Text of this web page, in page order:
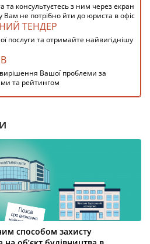
та консультуєтесь з ним через екран
Вам не потрібно йти до юриста в офіс
ТЕНДЕР
послуги та отримайте найвигіднішу
Вашої проблеми за
та рейтингом
способом захисту